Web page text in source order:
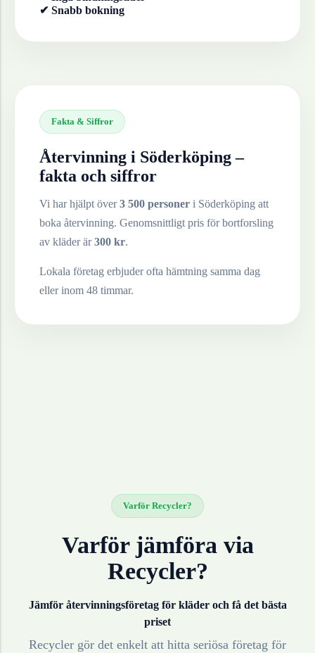
✔ Snabb bokning
Fakta & Siffror
Återvinning i Söderköping–
fakta och siffror
Vi har hjälpt över3 500 personer i Söderköping att
boka återvinning. Genomsnittligt pris för bortforsling
av kläderär300 kr.
Lokala företag erbjuder ofta hämtning samma dag
eller inom 48 timmar.
Varför Recycler?
Varför jämföra via
Recycler?
Jämför återvinningsföretag för kläderoch få det bästa
priset
Recycler gör det enkelt att hitta seriösa företag för